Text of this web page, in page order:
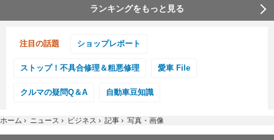
ランキングをもっと見る
注目の話題 ショップレポート
ストップ！不具合修理＆粗悪修理 愛車 File
クルマの疑問Q＆A 自動車豆知識
ホーム › ニュース › ビジネス › 記事 › 写真・画像